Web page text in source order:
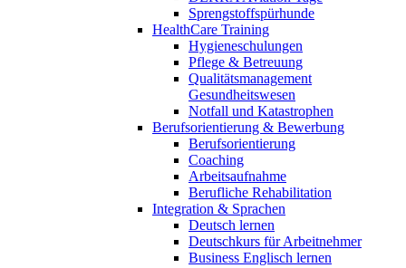
Sprengstoffspürhunde
HealthCare Training
Hygieneschulungen
Pflege & Betreuung
Qualitätsmanagement
Gesundheitswesen
Notfall und Katastrophen
Berufsorientierung & Bewerbung
Berufsorientierung
Coaching
Arbeitsaufnahme
Berufliche Rehabilitation
Integration & Sprachen
Deutsch lernen
Deutschkurs für Arbeitnehmer
Business Englisch lernen